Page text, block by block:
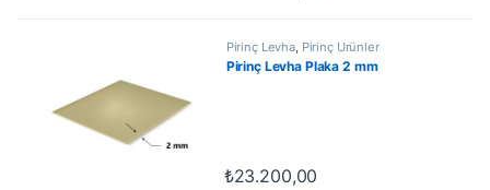
Pirinç Levha, Pirinç Ürünler
Pirinç Levha Plaka 2 mm
₺23.200,00